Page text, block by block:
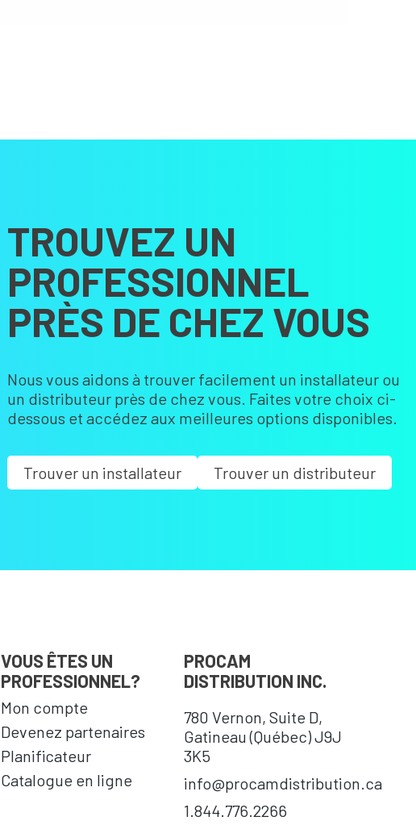
TROUVEZ UN
PROFESSIONNEL
PRÈS DE CHEZ VOUS
Nous vous aidons à trouver facilement un installateur ou
un distributeur près de chez vous. Faites votre choix ci-
dessous et accédez aux meilleures options disponibles.
Trouver un installateur Trouver un distributeur
VOUS ÊTES UN
PROFESSIONNEL?
Mon compte
Devenez partenaires
Planificateur
Catalogue en ligne
PROCAM
DISTRIBUTION INC.
780 Vernon, Suite D,
Gatineau (Québec) J9J
3K5
info@procamdistribution.ca
1.844.776.2266